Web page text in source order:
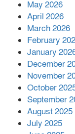
May 2026
April 2026
March 2026
February
January
December
November
October
September
August 2025
July 2025